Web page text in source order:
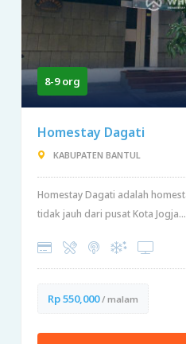
8-9 org
Homestay Dagati
KABUPATEN BANTUL
Homestay Dagati adalah
tidak jauh dari pusat Kota Jogja...
Rp 550,000/ malam